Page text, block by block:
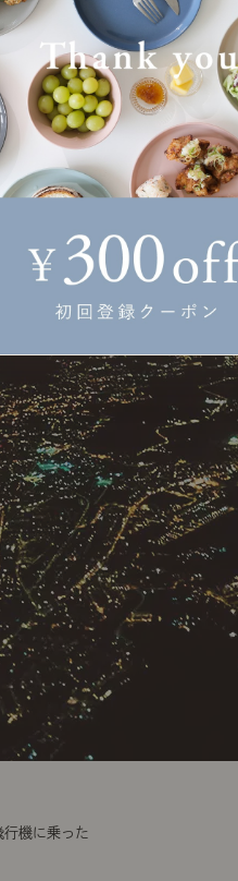
機に乗った